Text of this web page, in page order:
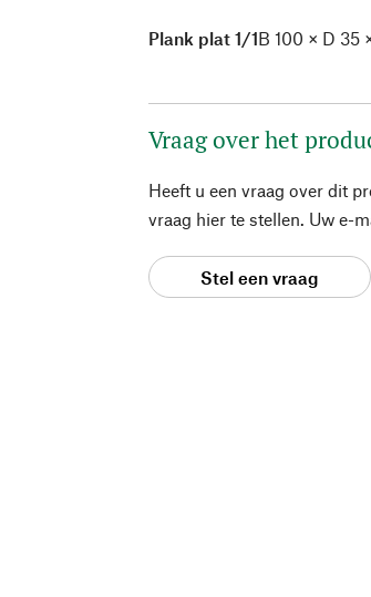
Plank plat 1/1B 100 × D 35
Vraag over het
Heeft u een vraag over dit
vraag hier te stellen. Uw e-
Stel een vraag